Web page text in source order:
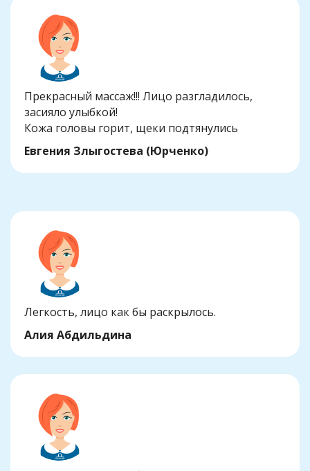
Прекрасный массаж!!! Лицо разгладилось,
засияло улыбкой!
Кожа головы горит, щеки подтянулись
Евгения Злыгостева (Юрченко)
Легкость, лицо как бы раскрылось.
Алия Абдильдина